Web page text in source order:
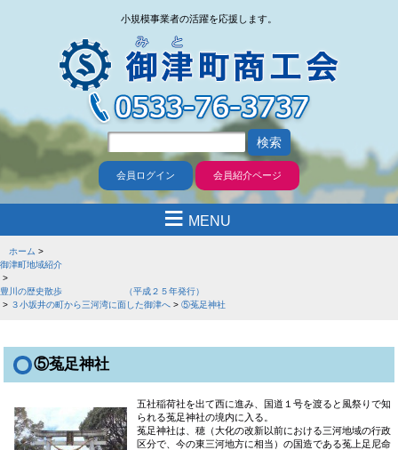
小規模事業者の活躍を応援します。
会員ログイン 会員紹介ページ
≡ MENU
ホーム
御津町地域紹介
豊川の歴史散歩 （平成２５年発行）
３小坂井の町から三河湾に面した御津へ
⑤菟足神社
⑤菟足神社
五社稲荷社を出て西に進み、国道１号を渡ると風祭りで知
られる菟足神社の境内に入る。
菟足神社は、穂（大化の改新以前における三河地域の行政
区分で、今の東三河地方に相当）の国造である菟上足尼命